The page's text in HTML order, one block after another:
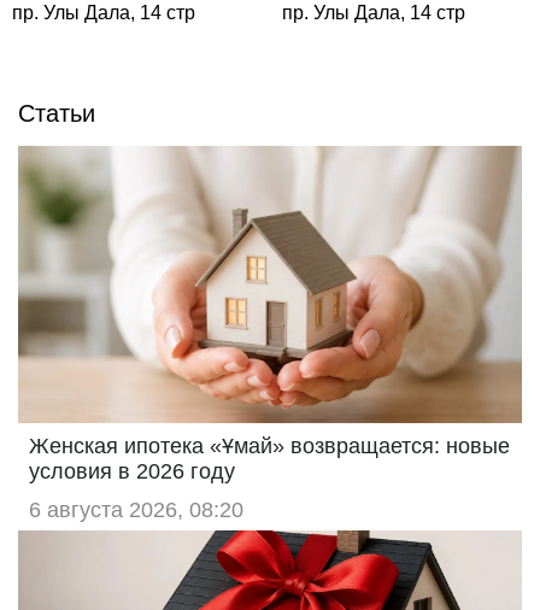
пр. Улы Дала, 14 стр пр. Улы Дала, 14 стр
Статьи
Женская ипотека «Ұмай» возвращается: новые
условия в 2026 году
6 августа 2026, 08:20